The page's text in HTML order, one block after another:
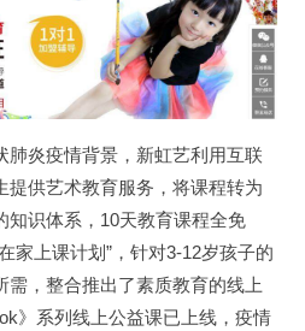
肺炎疫情背景，新虹艺利用互联
提供艺术教育服务，将课程转为
知识体系，10天教育课程全免
家上课计划”，针对3-12岁孩子的
需，整合推出了素质教育的线上
》系列线上公益课已上线，疫情